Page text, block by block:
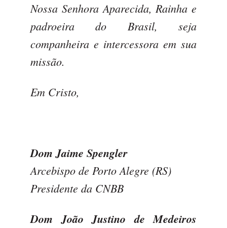
Nossa Senhora Aparecida, Rainha e
padroeira do Brasil, seja
companheira e intercessora em sua
missão.
Em Cristo,
Dom Jaime Spengler
Arcebispo de Porto Alegre (RS)
Presidente da CNBB
Dom João Justino de Medeiros